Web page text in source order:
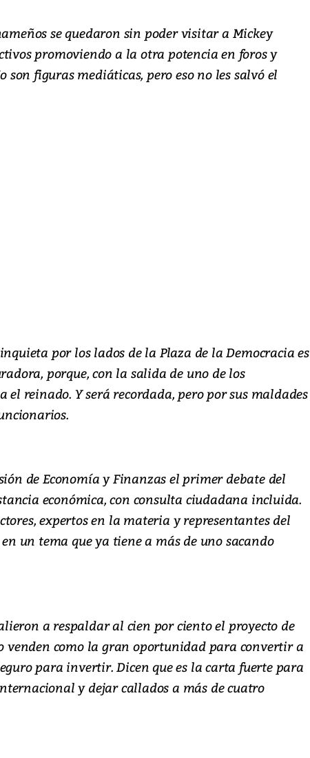
se quedaron sin poder visitar a Mickey
promoviendo a la otra potencia en foros y
figuras mediáticas, pero eso no les salvó el
por los lados de la Plaza de la Democracia es
porque, con la salida de uno de los
el reinado. Y será recordada, pero por sus maldades
de Economía y Finanzas el primer debate del
económica, con consulta ciudadana incluida.
expertos en la materia y representantes del
un tema que ya tiene a más de uno sacando
a respaldar al cien por ciento el proyecto de
venden como la gran oportunidad para convertir a
para invertir. Dicen que es la carta fuerte para
y dejar callados a más de cuatro